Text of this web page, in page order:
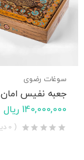
سوغات رضوی
جعبه نفیس امان
140,000,000 ریال
( 0 دیدگاه )